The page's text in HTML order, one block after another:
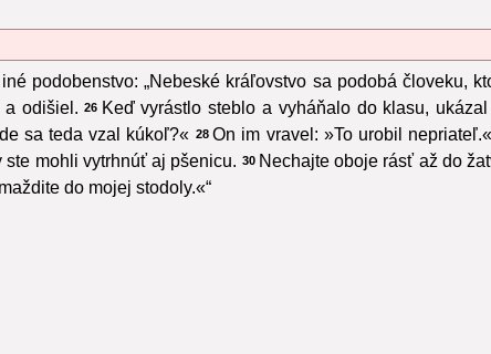
podobenstvo: „Nebeské kráľovstvo sa podobá človeku,
a odišiel. 26 Keď vyrástlo steblo a vyháňalo do klasu,
sa teda vzal kúkoľ?« 28 On im vravel: »To urobil
mohli vytrhnúť aj pšenicu. 30 Nechajte oboje rásť až do
do mojej stodoly.«“